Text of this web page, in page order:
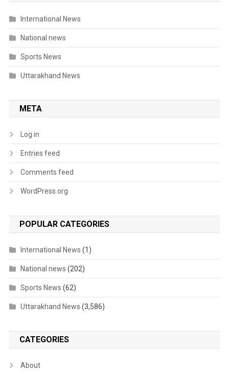
International News
National news
Sports News
Uttarakhand News
META
Log in
Entries feed
Comments feed
WordPress.org
POPULAR CATEGORIES
International News (1)
National news (202)
Sports News (62)
Uttarakhand News (3,586)
CATEGORIES
About